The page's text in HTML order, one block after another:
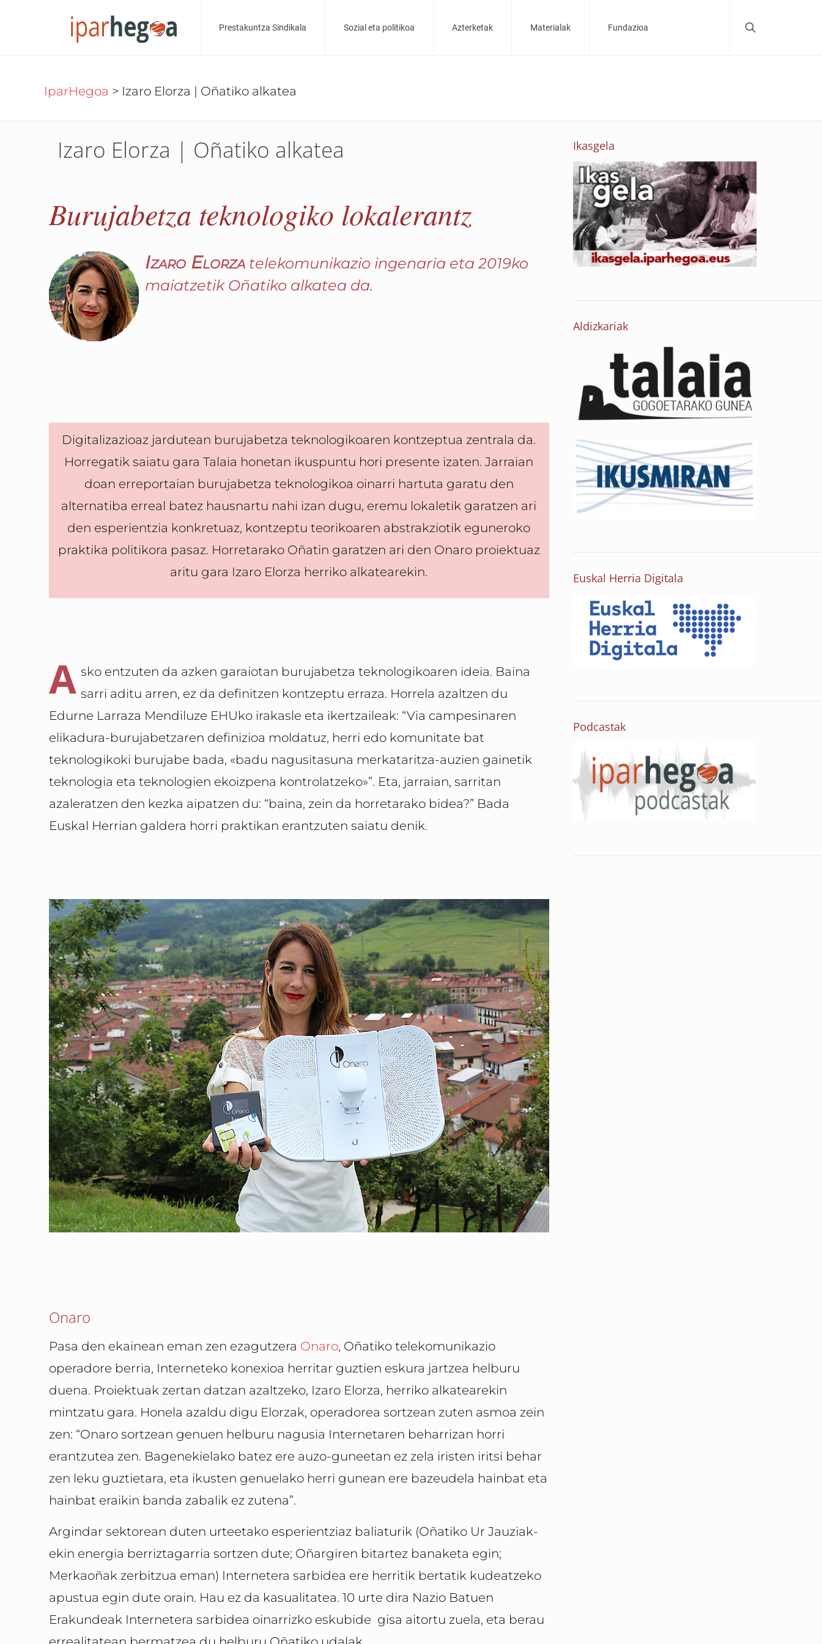
Prestakuntza Sindikala Sozial eta politikoa Azterketak Materialak Fundazioa
IparHegoa > Izaro Elorza | Oñatiko alkatea
Izaro Elorza | Oñatiko alkatea
Burujabetza teknologiko lokalerantz
Izaro Elorza telekomunikazio ingenaria eta 2019ko
maiatzetik Oñatiko alkatea da.
Digitalizazioaz jardutean burujabetza teknologikoaren kontzeptua zentrala da.
Horregatik saiatu gara Talaia honetan ikuspuntu hori presente izaten. Jarraian
doan erreportaian burujabetza teknologikoa oinarri hartuta garatu den
alternatiba erreal batez hausnartu nahi izan dugu, eremu lokaletik garatzen ari
den esperientzia konkretuaz, kontzeptu teorikoaren abstrakziotik eguneroko
praktika politikora pasaz. Horretarako Oñatin garatzen ari den Onaro proiektuaz
aritu gara Izaro Elorza herriko alkatearekin.
A sko entzuten da azken garaiotan burujabetza teknologikoaren ideia. Baina
sarri aditu arren, ez da definitzen kontzeptu erraza. Horrela azaltzen du
Edurne Larraza Mendiluze EHUko irakasle eta ikertzaileak: “Via campesinaren
elikadura-burujabetzaren definizioa moldatuz, herri edo komunitate bat
teknologikoki burujabe bada, «badu nagusitasuna merkataritza-auzien gainetik
teknologia eta teknologien ekoizpena kontrolatzeko»”. Eta, jarraian, sarritan
azaleratzen den kezka aipatzen du: “baina, zein da horretarako bidea?” Bada
Euskal Herrian galdera horri praktikan erantzuten saiatu denik.
Onaro
Pasa den ekainean eman zen ezagu­tzera Onaro, Oñatiko telekomunikazio
operadore berria, Interneteko konexioa herritar guztien eskura jartzea helburu
duena. Proiektuak zertan datzan azal­tzeko, Izaro Elorza, herriko alkatearekin
mintzatu gara. Honela azaldu digu Elorzak, operadorea sortzean zuten asmoa zein
zen: “Onaro sortzean genuen helburu nagusia Internetaren beharrizan horri
erantzutea zen. Bagenekielako batez ere auzo-guneetan ez zela iristen iritsi behar
zen leku guztietara, eta ikusten genuelako herri gunean ere bazeudela hainbat eta
hainbat eraikin banda zabalik ez zutena”.
Argindar sektorean duten urteetako esperientziaz baliaturik (Oñatiko Ur Jauziak-
ekin energia berriztagarria sortzen dute; Oñargiren bitartez banaketa egin;
Merkaoñak zerbitzua eman) Internetera sarbidea ere herritik bertatik kudeatzeko
apustua egin dute orain. Hau ez da kasualitatea. 10 urte dira Nazio Batuen
Erakundeak Internetera sarbidea oinarrizko eskubide gisa aitortu zuela, eta berau
Ikasgela
Aldizkariak
Euskal Herria Digitala
Podcastak